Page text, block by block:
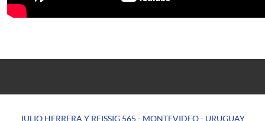
JULIO HERRERA Y REISSIG 565 - MONTEVIDEO - URUGUAY